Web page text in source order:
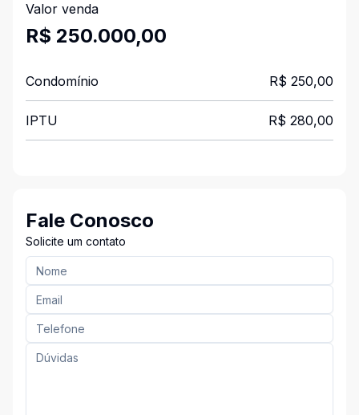
Valor venda
R$ 250.000,00
Condomínio R$ 250,00
IPTU R$ 280,00
Fale Conosco
Solicite um contato